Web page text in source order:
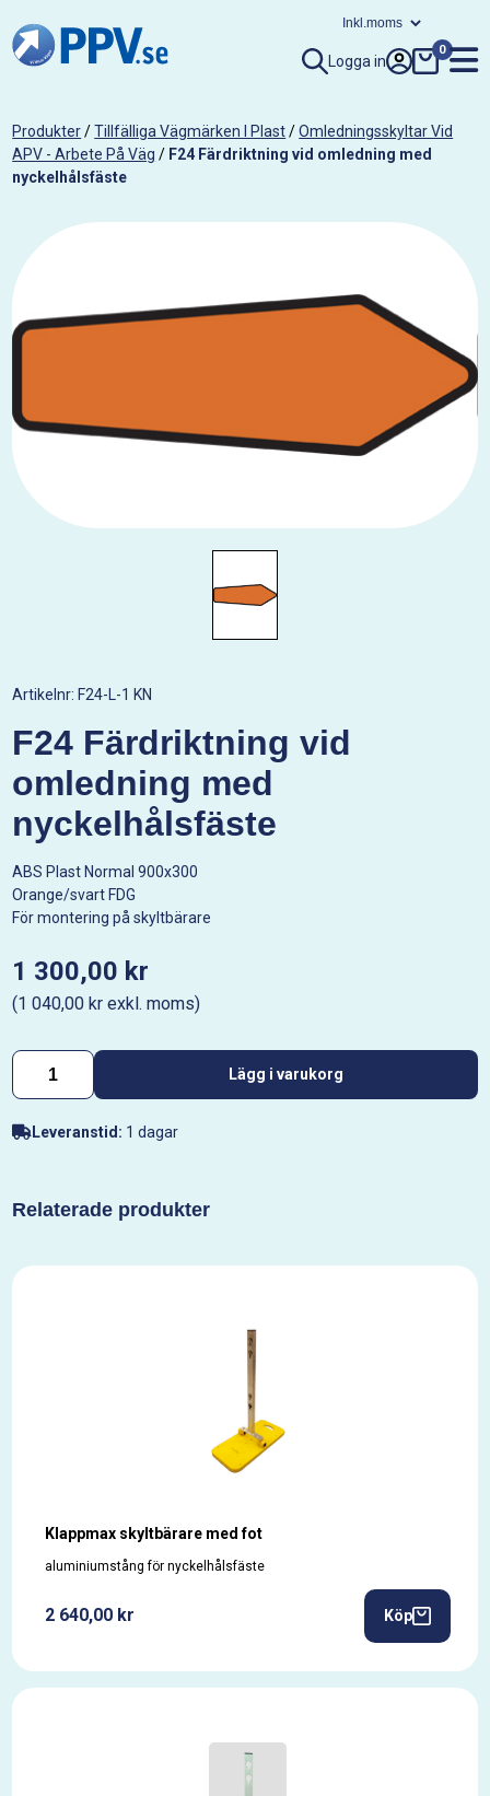
Logga in
0
Produkter/Tillfälliga Vägmärken I Plast/Omledningsskyltar Vid
APV - Arbete På Väg / F24 Färdriktning vid omledning med
nyckelhålsfäste
Artikelnr: F24-L-1 KN
F24 Färdriktning vid
omledning med
nyckelhålsfäste
ABS Plast Normal 900x300
Orange/svart FDG
För montering på skyltbärare
1 300,00 kr
(1 040,00 kr exkl. moms)
Lägg i varukorg
Leveranstid: 1 dagar
Relaterade produkter
Klappmax skyltbärare med fot
aluminiumstång för nyckelhålsfäste
2 640,00 kr Köp